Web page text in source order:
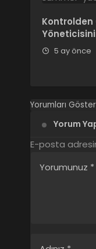
Kontrolden
5 ay önce
Yorumları
Yorum
E-posta
Yorumunuz *